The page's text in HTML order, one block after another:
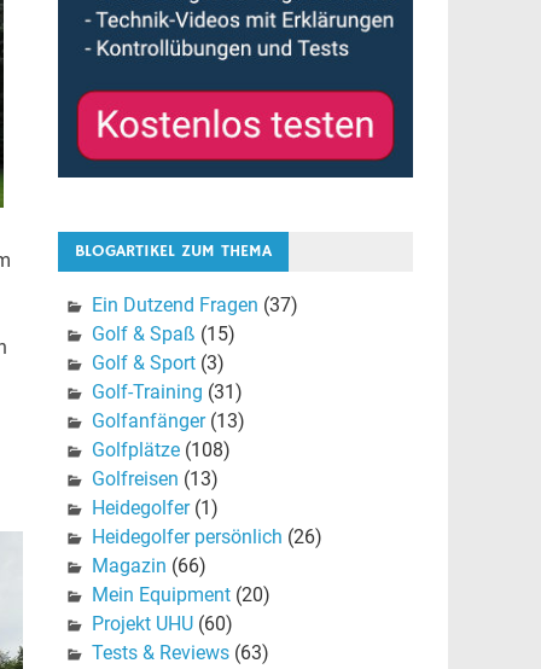
BLOGARTIKEL ZUM THEMA
Ein Dutzend Fragen (37)
Golf & Spaß (15)
Golf & Sport(3)
Golf-Training (31)
Golfanfänger(13)
Golfplätze(108)
Golfreisen (13)
Heidegolfer(1)
Heidegolfer persönlich (26)
Magazin (66)
Mein Equipment(20)
Projekt UHU(60)
Tests & Reviews(63)